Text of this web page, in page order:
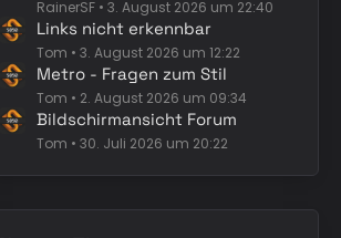
RainerSF 3. August 2026 um 22:40
Links nicht erkennbar
Tom 3. August 2026 um 12:22
Metro - Fragen zum Stil
Tom 2. August 2026 um 09:34
Bildschirmansicht Forum
Tom 30. Juli 2026 um 20:22